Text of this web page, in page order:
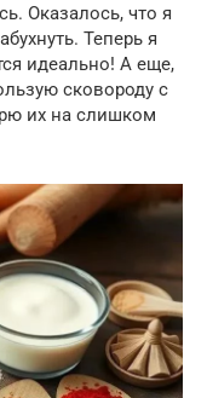
Оказалось, что я
Теперь я
идеально! А еще,
сковороду с
их на слишком